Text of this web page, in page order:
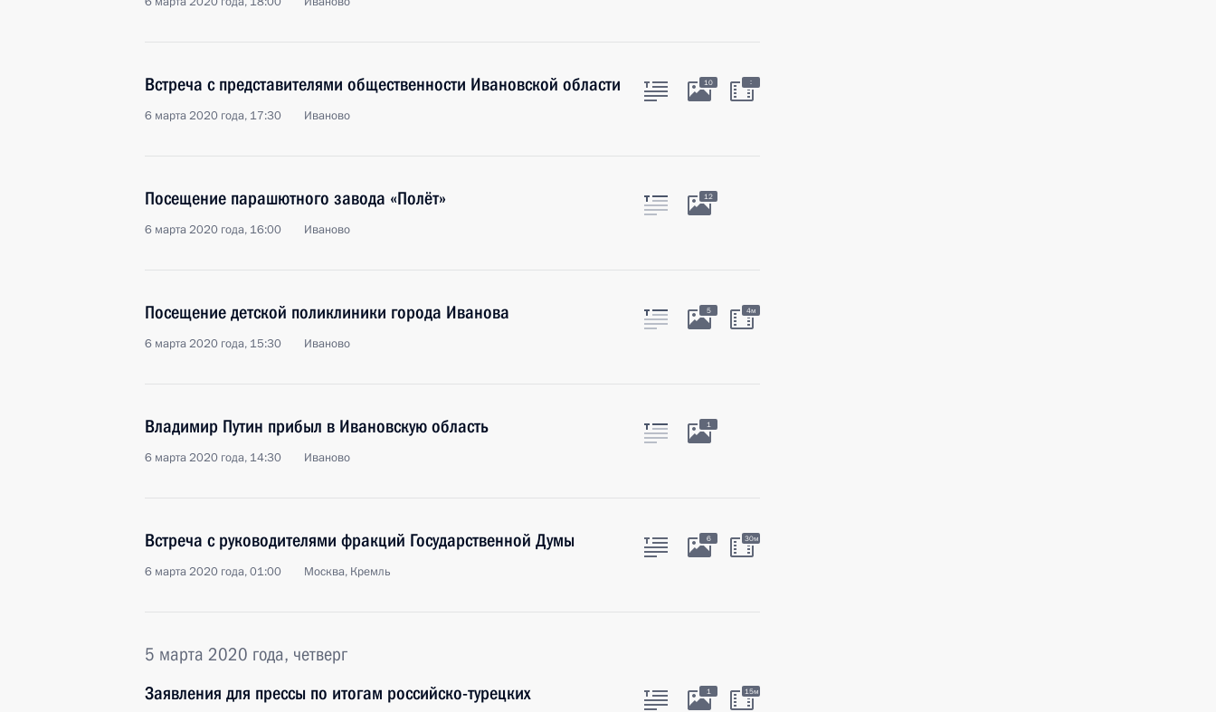
Встреча с представителями общественности Ивановской области
6 марта 2020 года, 17:30 Иваново
10 :
Посещение парашютного завода «Полёт»
6 марта 2020 года, 16:00 Иваново
12
Посещение детской поликлиники города Иванова
6 марта 2020 года, 15:30 Иваново
5 4м
Владимир Путин прибыл в Ивановскую область
6 марта 2020 года, 14:30 Иваново
1
Встреча с руководителями фракций Государственной Думы
6 марта 2020 года, 01:00 Москва, Кремль
6 30м
5 марта 2020 года, четверг
Заявления для прессы по итогам российско-турецких
1 15м